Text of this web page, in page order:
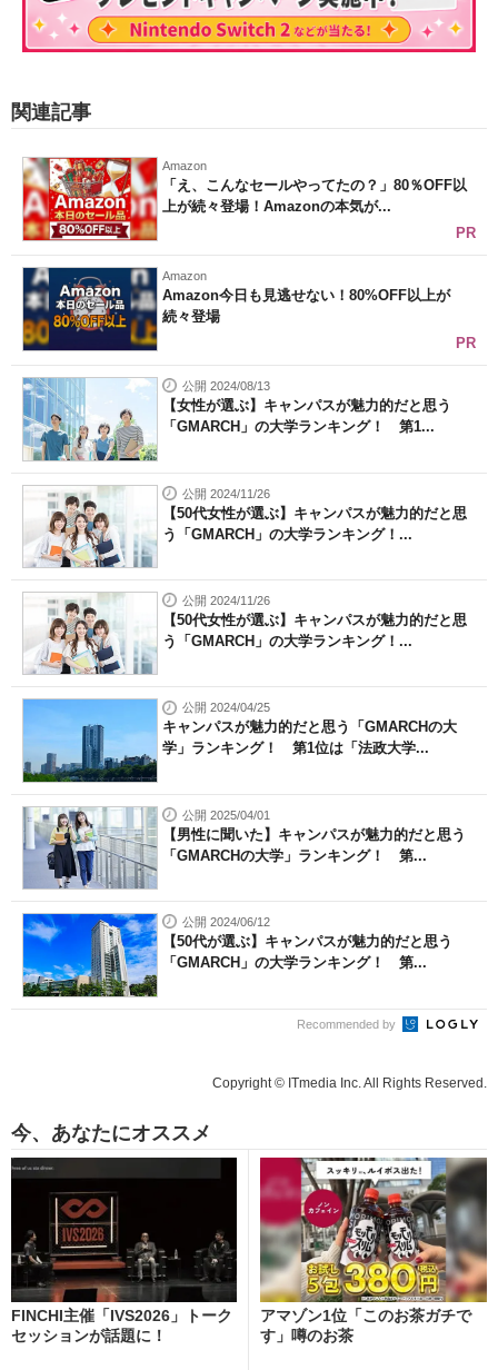
関連記事
Amazon
「え、こんなセールやってたの？」80％OFF以
上が続々登場！Amazonの本気が...
PR
Amazon
Amazon今日も見逃せない！80%OFF以上が
続々登場
PR
公開 2024/08/13
【女性が選ぶ】キャンパスが魅力的だと思う
「GMARCH」の大学ランキング！ 第1...
公開 2024/11/26
【50代女性が選ぶ】キャンパスが魅力的だと思
う「GMARCH」の大学ランキング！...
公開 2024/11/26
【50代女性が選ぶ】キャンパスが魅力的だと思
う「GMARCH」の大学ランキング！...
公開 2024/04/25
キャンパスが魅力的だと思う「GMARCHの大
学」ランキング！ 第1位は「法政大学...
公開 2025/04/01
【男性に聞いた】キャンパスが魅力的だと思う
「GMARCHの大学」ランキング！ 第...
公開 2024/06/12
【50代が選ぶ】キャンパスが魅力的だと思う
「GMARCH」の大学ランキング！ 第...
Recommended by
Copyright © ITmedia Inc. All Rights Reserved.
今、あなたにオススメ
FINCHI主催「IVS2026」トーク
セッションが話題に！
アマゾン1位「このお茶ガチで
す」噂のお茶